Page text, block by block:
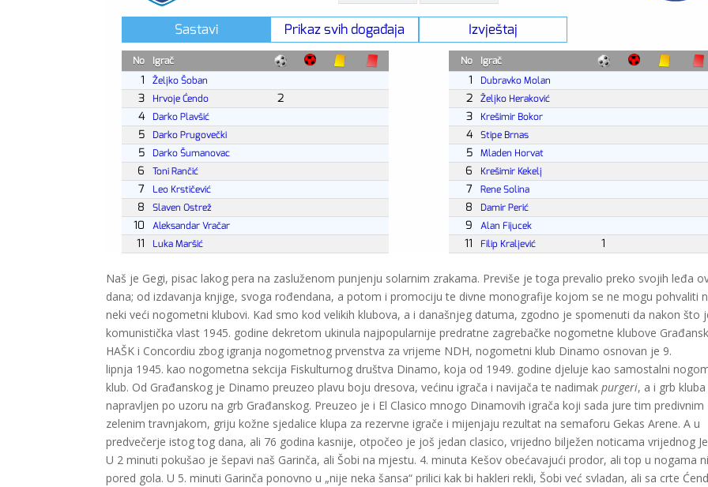
Naš je Gegi, pisac lakog pera na zasluženom punjenju solarnim zrakama. Previše je toga prevalio preko svojih leđa
dana; od izdavanja knjige, svoga rođendana, a potom i promociju te divne monografije kojom se ne mogu pohvaliti
neki veći nogometni klubovi. Kad smo kod velikih klubova, a i današnjeg datuma, zgodno je spomenuti da nakon što
komunistička vlast 1945. godine dekretom ukinula najpopularnije predratne zagrebačke nogometne klubove
HAŠK i Concordiu zbog igranja nogometnog prvenstva za vrijeme NDH, nogometni klub Dinamo osnovan je 9.
lipnja 1945. kao nogometna sekcija Fiskulturnog društva Dinamo, koja od 1949. godine djeluje kao samostalni
klub. Od Građanskog je Dinamo preuzeo plavu boju dresova, većinu igrača i navijača te nadimakpurgeri, a i grb
napravljen po uzoru na grb Građanskog. Preuzeo je i El Clasico mnogo Dinamovih igrača koji sada jure tim predivnim
zelenim travnjakom, griju kožne sjedalice klupa za rezervne igrače i mijenjaju rezultat na semaforu Gekas Arene. A u
predvečerje istog tog dana, ali 76 godina kasnije, otpočeo je još jedan clasico, vrijedno bilježen noticama vrijednog
U 2 minuti pokušao je šepavi naš Garinča, ali Šobi na mjestu. 4. minuta Kešov obećavajući prodor, ali top u nogama
pored gola. U 5. minuti Garinča ponovno u „nije neka šansa“ prilici kak bi hakleri rekli, Šobi već svladan, ali sa crte